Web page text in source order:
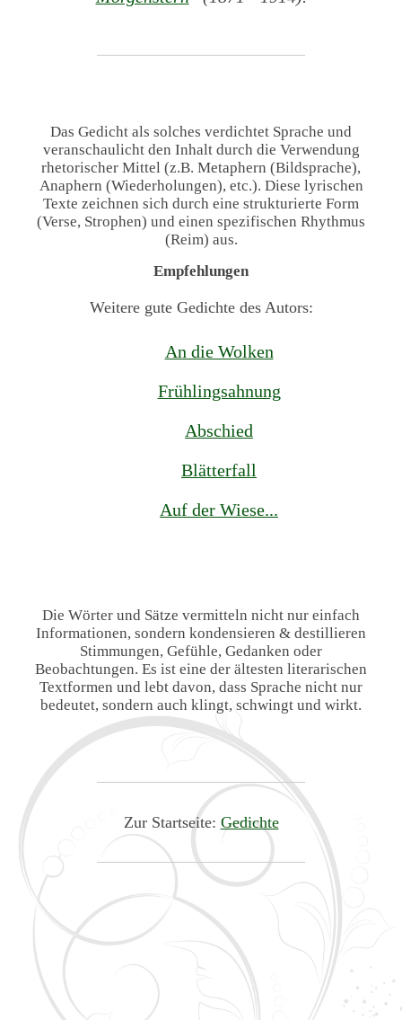
Das Gedicht als solches verdichtet Sprache und
veranschaulicht den Inhalt durch die Verwendung
rhetorischer Mittel (z.B. Metaphern (Bildsprache),
Anaphern (Wiederholungen), etc.). Diese lyrischen
Texte zeichnen sich durch eine strukturierte Form
(Verse, Strophen) und einen spezifischen Rhythmus
(Reim) aus.
Empfehlungen
Weitere gute Gedichte des Autors:
An die Wolken
Frühlingsahnung
Abschied
Blätterfall
Auf der Wiese...
Die Wörter und Sätze vermitteln nicht nur einfach
Informationen, sondern kondensieren & destillieren
Stimmungen, Gefühle, Gedanken oder
Beobachtungen. Es ist eine der ältesten literarischen
Textformen und lebt davon, dass Sprache nicht nur
bedeutet, sondern auch klingt, schwingt und wirkt.
Zur Startseite: Gedichte